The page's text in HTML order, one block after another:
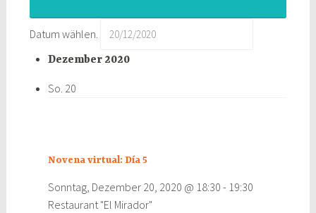
Datum wählen.
Dezember 2020
So. 20
Novena virtual: Día 5
Sonntag, Dezember 20, 2020 @ 18:30 - 19:30
Restaurant "El Mirador"